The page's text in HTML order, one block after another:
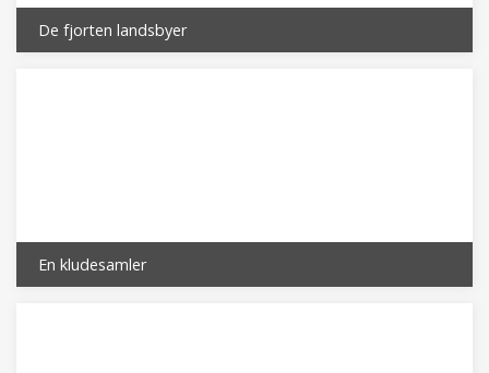
De fjorten landsbyer
En kludesamler